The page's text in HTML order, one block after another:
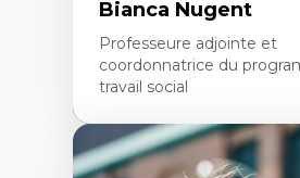
Bianca Nugent
Professeure adjointe et
coordonnatrice du
travail social
Expertises